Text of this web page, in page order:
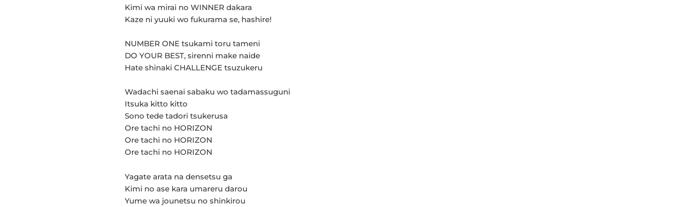
Kimi wa mirai no WINNER dakara
Kaze ni yuuki wo fukurama se, hashire!
NUMBER ONE tsukami toru tameni
DO YOUR BEST, sirenni make naide
Hate shinaki CHALLENGE tsuzukeru
Wadachi saenai sabaku wo tadamassuguni
Itsuka kitto kitto
Sono tede tadori tsukerusa
Ore tachi no HORIZON
Ore tachi no HORIZON
Ore tachi no HORIZON
Yagate arata na densetsu ga
Kimi no ase kara umareru darou
Yume wa jounetsu no shinkirou